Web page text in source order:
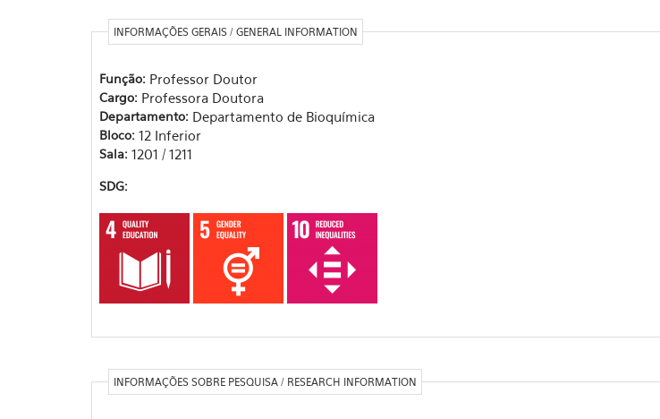
INFORMAÇÕES GERAIS / GENERAL INFORMATION
Função: Professor Doutor
Cargo: Professora Doutora
Departamento: Departamento de Bioquímica
Bloco: 12 Inferior
Sala: 1201 / 1211
SDG:
INFORMAÇÕES SOBRE PESQUISA / RESEARCH INFORMATION